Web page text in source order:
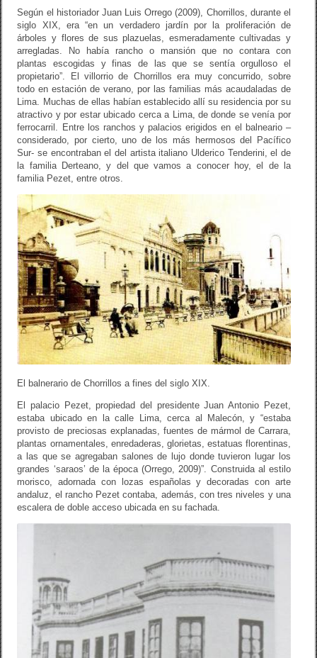
Según el historiador Juan Luis Orrego (2009), Chorrillos, durante el
siglo XIX, era “en un verdadero jardín por la proliferación de
árboles y flores de sus plazuelas, esmeradamente cultivadas y
arregladas. No había rancho o mansión que no contara con
plantas escogidas y finas de las que se sentía orgulloso el
propietario”. El villorrio de Chorrillos era muy concurrido, sobre
todo en estación de verano, por las familias más acaudaladas de
Lima. Muchas de ellas habían establecido allí su residencia por su
atractivo y por estar ubicado cerca a Lima, de donde se venía por
ferrocarril. Entre los ranchos y palacios erigidos en el balneario –
considerado, por cierto, uno de los más hermosos del Pacífico
Sur- se encontraban el del artista italiano Ulderico Tenderini, el de
la familia Derteano, y del que vamos a conocer hoy, el de la
familia Pezet, entre otros.
El balnerario de Chorrillos a fines del siglo XIX.
El palacio Pezet, propiedad del presidente Juan Antonio Pezet,
estaba ubicado en la calle Lima, cerca al Malecón, y “estaba
provisto de preciosas explanadas, fuentes de mármol de Carrara,
plantas ornamentales, enredaderas, glorietas, estatuas florentinas,
a las que se agregaban salones de lujo donde tuvieron lugar los
grandes ‘saraos’ de la época (Orrego, 2009)”. Construida al estilo
morisco, adornada con lozas españolas y decoradas con arte
andaluz, el rancho Pezet contaba, además, con tres niveles y una
escalera de doble acceso ubicada en su fachada.